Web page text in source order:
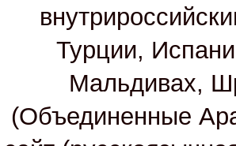
Турции,
Мальдивах,
(Объединенные